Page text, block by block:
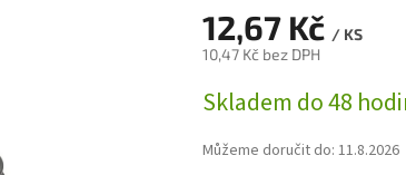
12,67 Kč / KS
10,47 Kč bez DPH
cena:
Skladem do 48
Můžeme doručit do: 11.8.2026